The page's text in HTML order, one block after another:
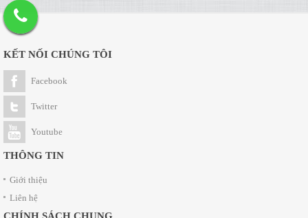
KẾT NỐI CHÚNG TÔI
Facebook
Twitter
Youtube
THÔNG TIN
Giới thiệu
Liên hệ